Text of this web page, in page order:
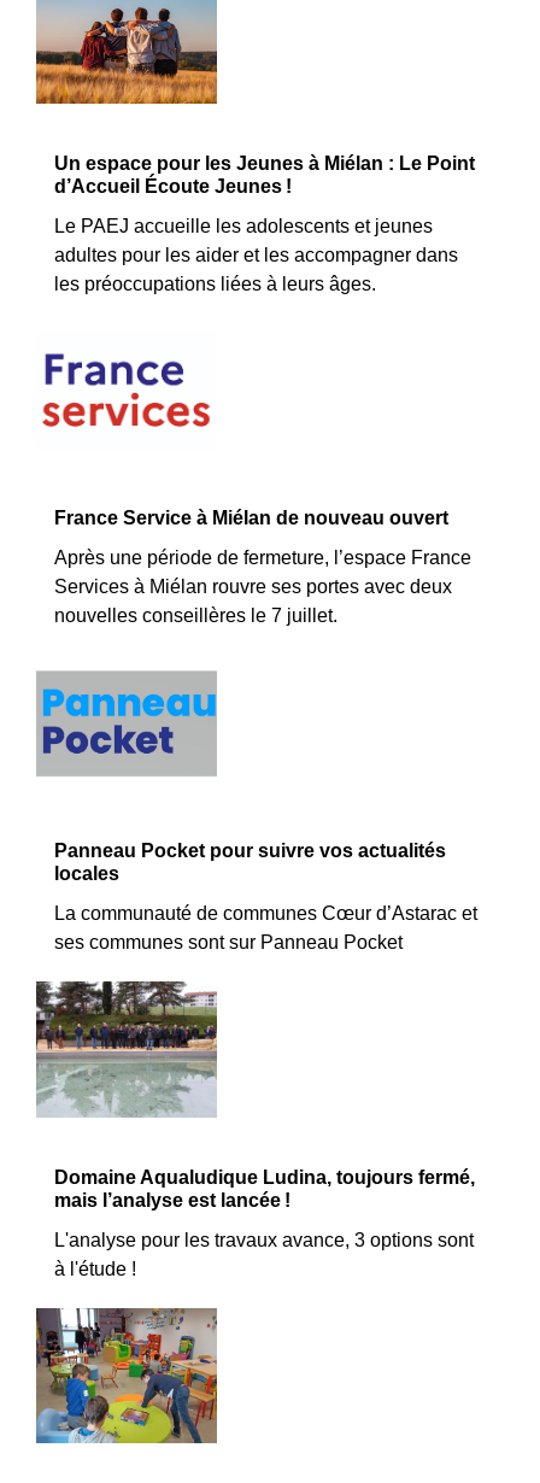
Un espace pour les Jeunes à Miélan : Le Point
d’Accueil Écoute Jeunes !
Le PAEJ accueille les adolescents et jeunes
adultes pour les aider et les accompagner dans
les préoccupations liées à leurs âges.
France Service à Miélan de nouveau ouvert
Après une période de fermeture, l’espace France
Services à Miélan rouvre ses portes avec deux
nouvelles conseillères le 7 juillet.
Panneau Pocket pour suivre vos actualités
locales
La communauté de communes Cœur d’Astarac et
ses communes sont sur Panneau Pocket
Domaine Aqualudique Ludina, toujours fermé,
mais l’analyse est lancée !
L'analyse pour les travaux avance, 3 options sont
à l'étude !